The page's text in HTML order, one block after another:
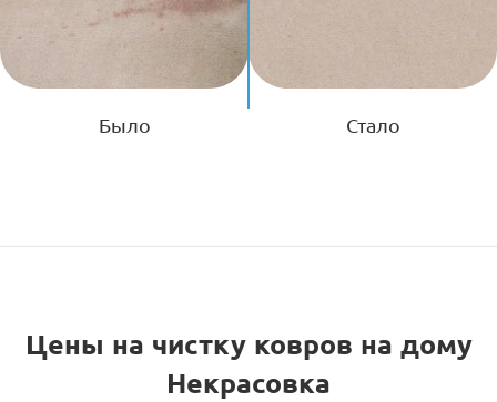
Было Стало
Цены на чистку ковров на дому
Некрасовка